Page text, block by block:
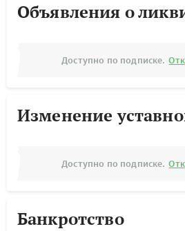
Объявления о
Доступно по подписке.
Изменение
Доступно по подписке.
Банкротство